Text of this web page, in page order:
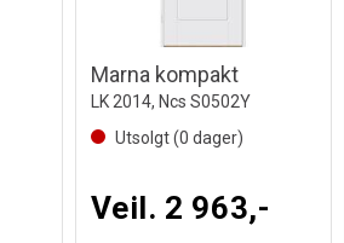
Marna kompakt
LK 2014, Ncs S0502Y
Utsolgt (0 dager)
Veil. 2 963,-